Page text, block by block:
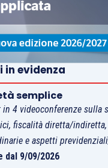
in evidenza
semplice
in 4 videoconferenze sulla
fiscalità diretta/
e aspetti
dal 9/09/2026